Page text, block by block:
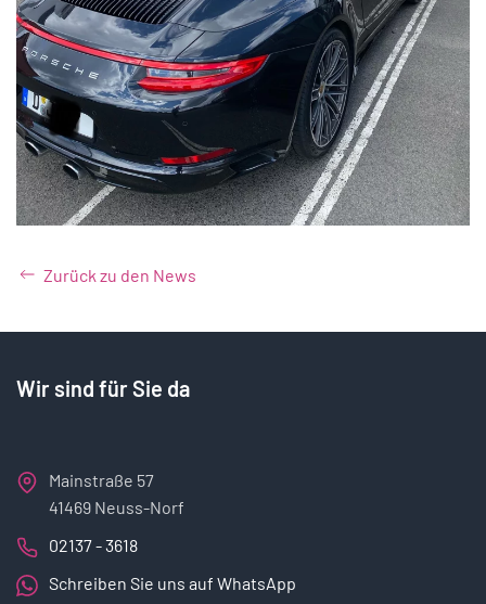
Zurück zu den News
Wir sind für Sie da
Mainstraße 57
41469 Neuss-Norf
02137 - 3618
Schreiben Sie uns auf WhatsApp